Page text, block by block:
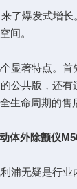
爆发式增长
间。
著特点。首
公共版，还
生命周期的售
外除颤仪
无疑是行业内